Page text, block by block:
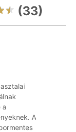
(33)
a
A